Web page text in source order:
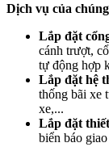
Dịch vụ của
Lắp đặt
cánh trượt,
tự động hợp
Lắp đặt hệ
thống bãi xe
xe,...
Lắp đặt
biển báo